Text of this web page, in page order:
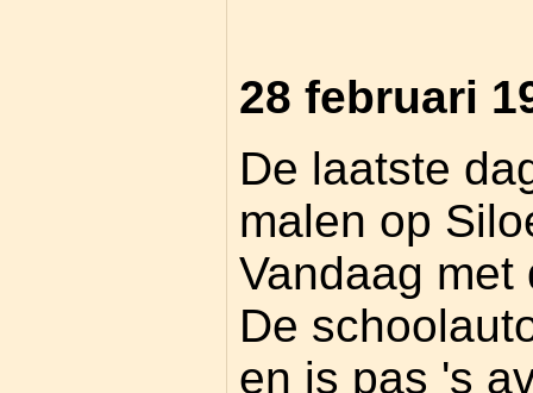
28 februari
De laatste
malen op
Vandaag
De
en is pas 's